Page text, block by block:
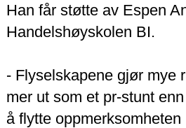
Han får støtte av Espen
Handelshøyskolen BI.
- Flyselskapene gjør mye
mer ut som et pr-stunt
å flytte